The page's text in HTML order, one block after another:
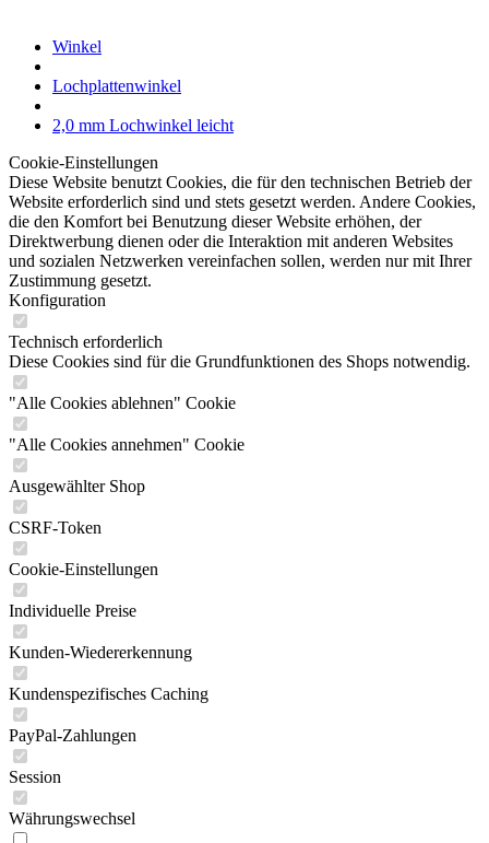
Winkel
Lochplattenwinkel
2,0 mm Lochwinkel leicht
Cookie-Einstellungen
Diese Website benutzt Cookies, die für den technischen Betrieb der
Website erforderlich sind und stets gesetzt werden. Andere Cookies,
die den Komfort bei Benutzung dieser Website erhöhen, der
Direktwerbung dienen oder die Interaktion mit anderen Websites
und sozialen Netzwerken vereinfachen sollen, werden nur mit Ihrer
Zustimmung gesetzt.
Konfiguration
Technisch erforderlich
Diese Cookies sind für die Grundfunktionen des Shops notwendig.
"Alle Cookies ablehnen" Cookie
"Alle Cookies annehmen" Cookie
Ausgewählter Shop
CSRF-Token
Cookie-Einstellungen
Individuelle Preise
Kunden-Wiedererkennung
Kundenspezifisches Caching
PayPal-Zahlungen
Session
Währungswechsel